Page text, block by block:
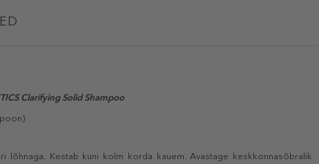
Clarifying Solid Shampoo
lõhnaga. Kestab kuni kolm korda kauem. Avastage keskkonnasõbralik